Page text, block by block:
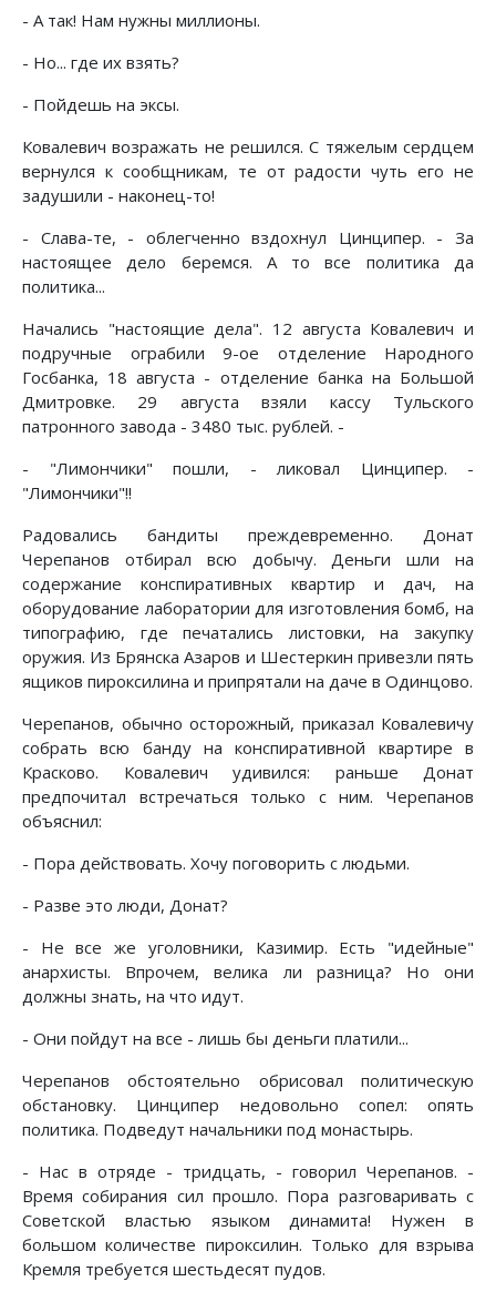
- А так! Нам нужны миллионы.
- Но... где их взять?
- Пойдешь на эксы.
Ковалевич возражать не решился. С тяжелым сердцем
вернулся к сообщникам, те от радости чуть его не
задушили - наконец-то!
- Слава-те, - облегченно вздохнул Цинципер. - За
настоящее дело беремся. А то все политика да
политика...
Начались "настоящие дела". 12 августа Ковалевич и
подручные ограбили 9-ое отделение Народного
Госбанка, 18 августа - отделение банка на Большой
Дмитровке. 29 августа взяли кассу Тульского
патронного завода - 3480 тыс. рублей. -
- "Лимончики" пошли, - ликовал Цинципер. -
"Лимончики"!!
Радовались бандиты преждевременно. Донат
Черепанов отбирал всю добычу. Деньги шли на
содержание конспиративных квартир и дач, на
оборудование лаборатории для изготовления бомб, на
типографию, где печатались листовки, на закупку
оружия. Из Брянска Азаров и Шестеркин привезли пять
ящиков пироксилина и припрятали на даче в Одинцово.
Черепанов, обычно осторожный, приказал Ковалевичу
собрать всю банду на конспиративной квартире в
Красково. Ковалевич удивился: раньше Донат
предпочитал встречаться только с ним. Черепанов
объяснил:
- Пора действовать. Хочу поговорить с людьми.
- Разве это люди, Донат?
- Не все же уголовники, Казимир. Есть "идейные"
анархисты. Впрочем, велика ли разница? Но они
должны знать, на что идут.
- Они пойдут на все - лишь бы деньги платили...
Черепанов обстоятельно обрисовал политическую
обстановку. Цинципер недовольно сопел: опять
политика. Подведут начальники под монастырь.
- Нас в отряде - тридцать, - говорил Черепанов. -
Время собирания сил прошло. Пора разговаривать с
Советской властью языком динамита! Нужен в
большом количестве пироксилин. Только для взрыва
Кремля требуется шестьдесят пудов.